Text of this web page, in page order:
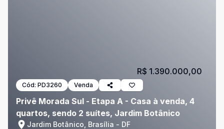
Cód: PD3260 Venda
Privê Morada Sul - Etapa A - Casa à venda, 4
quartos, sendo 2 suítes, Jardim Botânico
Jardim Botânico, Brasília - DF
R$ 1.390.000,00